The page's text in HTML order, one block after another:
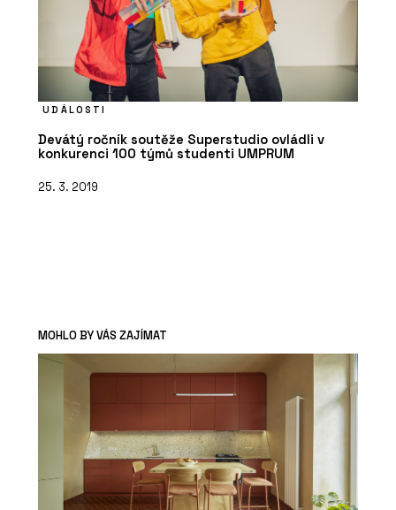
UDÁLOSTI
Devátý ročník soutěže Superstudio ovládli v
konkurenci 100 týmů studenti UMPRUM
25. 3. 2019
MOHLO BY VÁS ZAJÍMAT